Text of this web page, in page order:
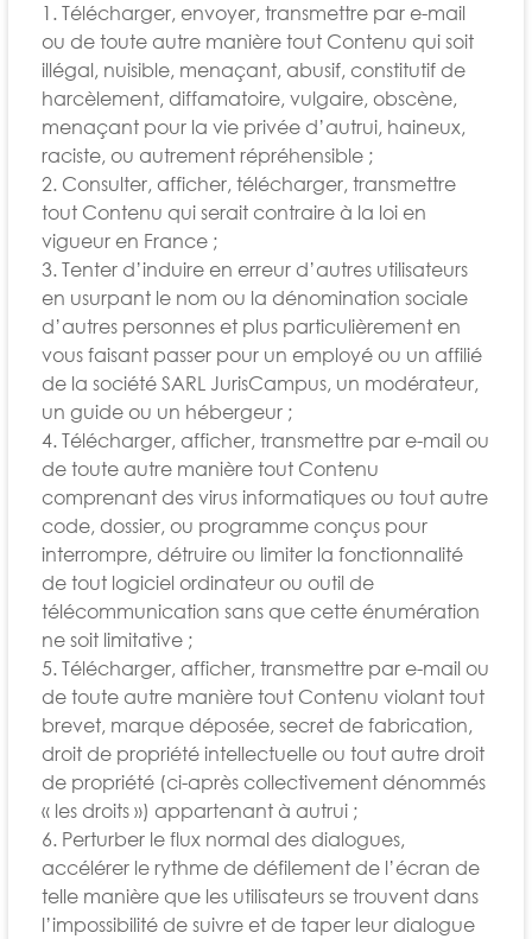
1. Télécharger, envoyer, transmettre par e-mail
ou de toute autre manière tout Contenu qui soit
illégal, nuisible, menaçant, abusif, constitutif de
harcèlement, diffamatoire, vulgaire, obscène,
menaçant pour la vie privée d’autrui, haineux,
raciste, ou autrement répréhensible ;
2. Consulter, afficher, télécharger, transmettre
tout Contenu qui serait contraire à la loi en
vigueur en France ;
3. Tenter d’induire en erreur d’autres utilisateurs
en usurpant le nom ou la dénomination sociale
d’autres personnes et plus particulièrement en
vous faisant passer pour un employé ou un affilié
de la société SARL JurisCampus, un modérateur,
un guide ou un hébergeur ;
4. Télécharger, afficher, transmettre par e-mail ou
de toute autre manière tout Contenu
comprenant des virus informatiques ou tout autre
code, dossier, ou programme conçus pour
interrompre, détruire ou limiter la fonctionnalité
de tout logiciel ordinateur ou outil de
télécommunication sans que cette énumération
ne soit limitative ;
5. Télécharger, afficher, transmettre par e-mail ou
de toute autre manière tout Contenu violant tout
brevet, marque déposée, secret de fabrication,
droit de propriété intellectuelle ou tout autre droit
de propriété (ci-après collectivement dénommés
« les droits ») appartenant à autrui ;
6. Perturber le flux normal des dialogues,
accélérer le rythme de défilement de l’écran de
telle manière que les utilisateurs se trouvent dans
l’impossibilité de suivre et de taper leur dialogue